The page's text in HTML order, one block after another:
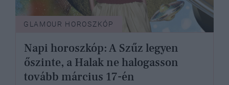
GLAMOUR HOROSZKÓP
Napi horoszkóp: A Szűz legyen
őszinte, a Halak ne halogasson
tovább március 17-én